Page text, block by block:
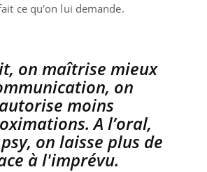
ce qu'on lui demande.
on maîtrise mieux
on
moins
A l’oral,
on laisse plus de
à l'imprévu.